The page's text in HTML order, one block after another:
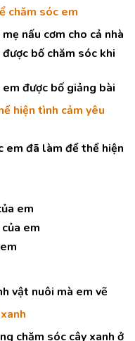
chăm sóc em
nấu cơm cho cả nhà
bố chăm sóc khi
được bố giảng bài
hiện tình cảm yêu
em đã làm để thể hiện
em
em
vật nuôi mà em vẽ
chăm sóc cây xanh ở